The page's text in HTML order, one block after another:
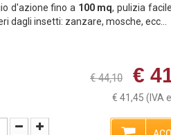
d'azione fino a 100 mq, pulizia
dagli insetti: zanzare, mosche, ecc...
€
€ 44,10
€ 41,45 (IVA